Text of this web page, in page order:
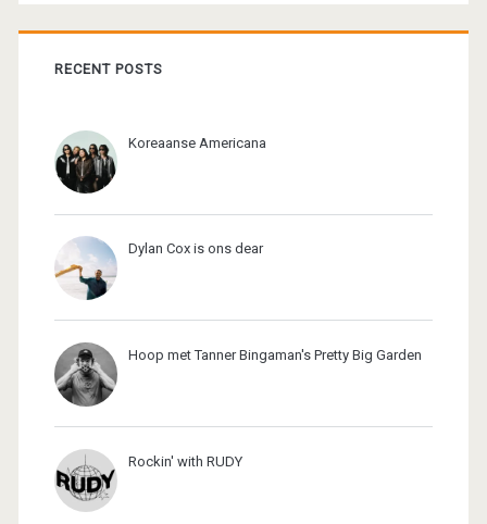
RECENT POSTS
Koreaanse Americana
Dylan Cox is ons dear
Hoop met Tanner Bingaman's Pretty Big Garden
Rockin' with RUDY